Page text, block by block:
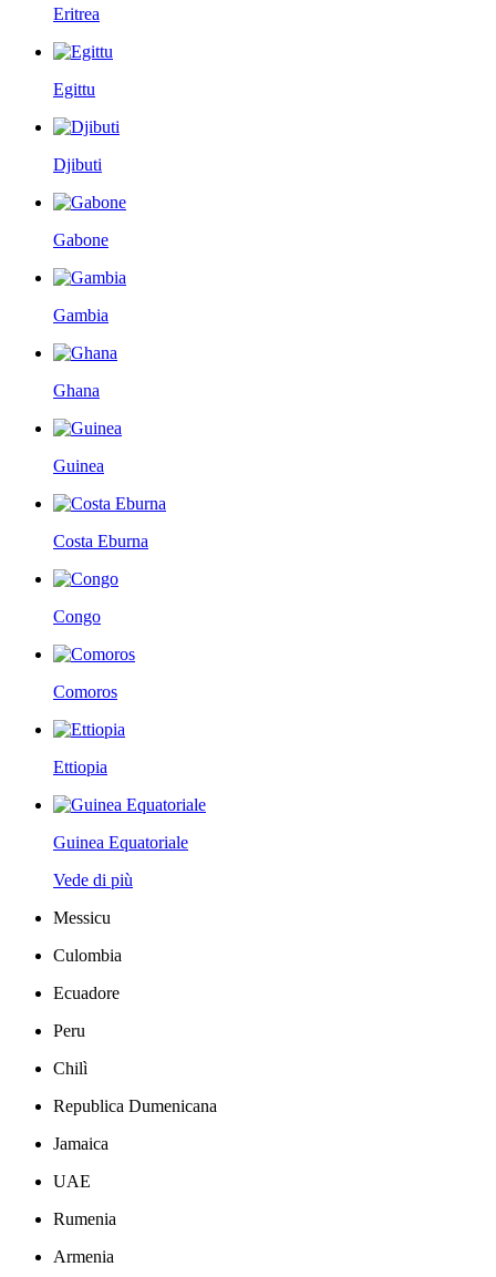
Eritrea
Egittu
Djibuti
Gabone
Gambia
Ghana
Guinea
Costa Eburna
Congo
Comoros
Ettiopia
Guinea Equatoriale
Vede di più
Messicu
Culombia
Ecuadore
Peru
Chilì
Republica Dumenicana
Jamaica
UAE
Rumenia
Armenia